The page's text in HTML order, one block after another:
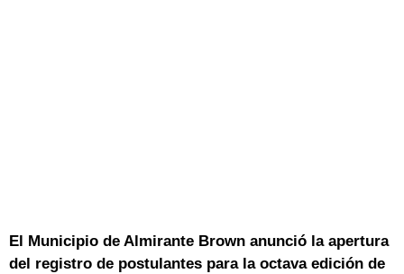
El Municipio de Almirante Brown anunció la apertura
del registro de postulantes para la octava edición de